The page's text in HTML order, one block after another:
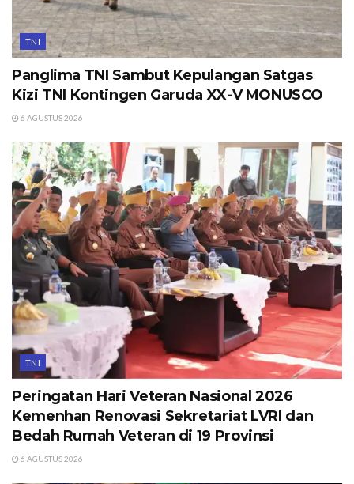
TNI
Panglima TNI Sambut Kepulangan Satgas
Kizi TNI Kontingen Garuda XX-V MONUSCO
6 AGUSTUS 2026
TNI
Peringatan Hari Veteran Nasional 2026
Kemenhan Renovasi Sekretariat LVRI dan
Bedah Rumah Veteran di 19 Provinsi
6 AGUSTUS 2026